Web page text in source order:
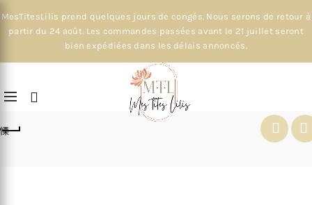
MesTitesLilis prend quelques jours de congés. Nous serons de retour à
partir du 24 août. Les commandes passées avant le 21 juillet seront
bien expédiées dans les délais annoncés.